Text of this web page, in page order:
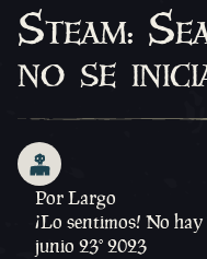
Steam:
no se
Por Largo
¡Lo sentimos! No
junio 23º 2023